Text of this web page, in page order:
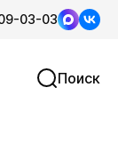
03-03
Поиск